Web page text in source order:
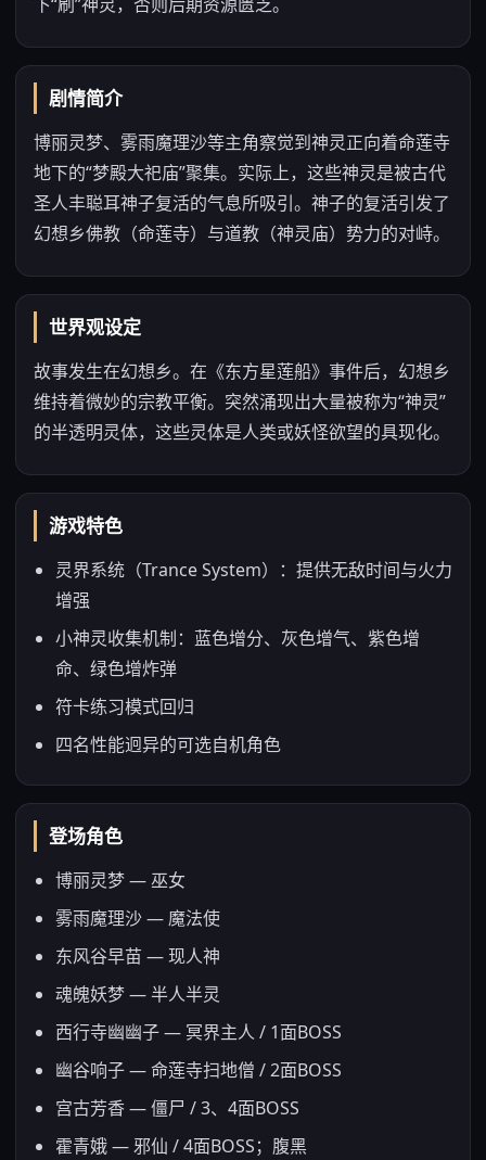
剧情简介
博丽灵梦、雾雨魔理沙等主角察觉到神灵正向着命莲寺
地下的“梦殿大祀庙”聚集。实际上，这些神灵是被古代
圣人丰聪耳神子复活的气息所吸引。神子的复活引发了
幻想乡佛教（命莲寺）与道教（神灵庙）势力的对峙。
世界观设定
故事发生在幻想乡。在《东方星莲船》事件后，幻想乡
维持着微妙的宗教平衡。突然涌现出大量被称为“神灵”
的半透明灵体，这些灵体是人类或妖怪欲望的具现化。
游戏特色
灵界系统（Trance System）：提供无敌时间与火力
增强
小神灵收集机制：蓝色增分、灰色增气、紫色增
命、绿色增炸弹
符卡练习模式回归
四名性能迥异的可选自机角色
登场角色
博丽灵梦 — 巫女
雾雨魔理沙 — 魔法使
东风谷早苗 — 现人神
魂魄妖梦 — 半人半灵
西行寺幽幽子 — 冥界主人 / 1面BOSS
幽谷响子 — 命莲寺扫地僧 / 2面BOSS
宫古芳香 — 僵尸 / 3、4面BOSS
霍青娥 — 邪仙 / 4面BOSS；腹黑